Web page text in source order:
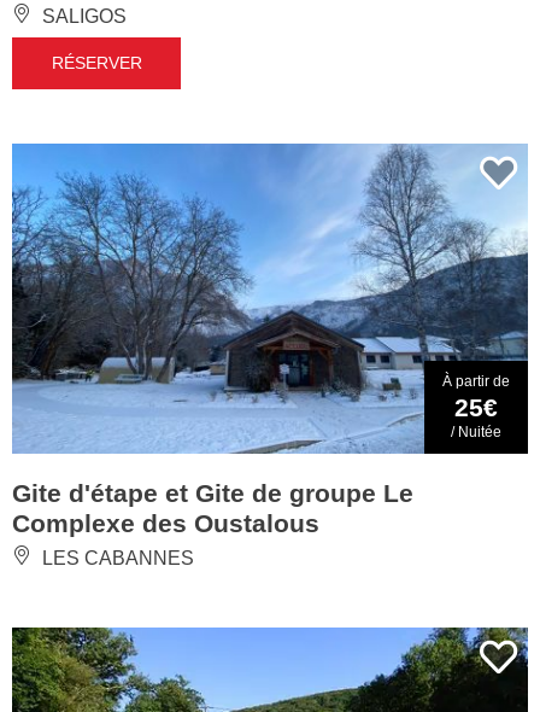
SALIGOS
RÉSERVER
À partir de
25€
/ Nuitée
Gite d'étape et Gite de groupe Le
Complexe des Oustalous
LES CABANNES